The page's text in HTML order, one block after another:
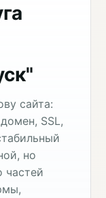
сайта:
SSL,
но
частей